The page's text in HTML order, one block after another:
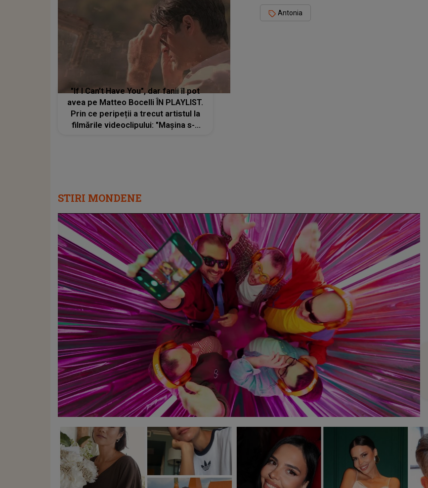
Antonia
minte din prima."
"If I Can’t Have You", dar fanii îl pot
avea pe Matteo Bocelli ÎN PLAYLIST.
Prin ce peripeții a trecut artistul la
filmările videoclipului: "Mașina s-a
STIRI MONDENE